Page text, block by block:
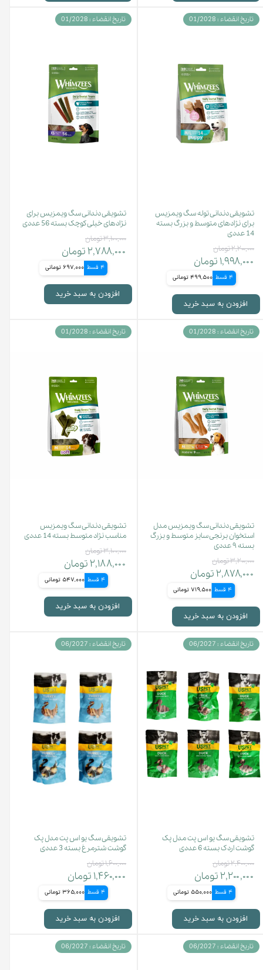
تشویقی دندانی توله سگ ویمزیس
برای نژاد‌های متوسط و بزرگ بسته
14 عددی
۲,۲۰۰,۰۰۰ تومان
۱,۹۹۸,۰۰۰ تومان
4 قسط 499,500 تومانی
افزودن به سبد خرید
تاریخ انقضاء : 01/2028
تشویقی دندانی سگ ویمزیس برای
نژاد‌های خیلی کوچک بسته 56 عددی
۳,۱۰۰,۰۰۰ تومان
۲,۷۸۸,۰۰۰ تومان
4 قسط 697,000 تومانی
افزودن به سبد خرید
تاریخ انقضاء : 01/2028
تشویقی دندانی سگ ویمزیس مدل
استخوان برنجی سایز متوسط و بزرگ
بسته ۹ عددی
۳,۲۰۰,۰۰۰ تومان
۲,۸۷۸,۰۰۰ تومان
4 قسط 719,500 تومانی
افزودن به سبد خرید
تاریخ انقضاء : 01/2028
تشویقی دندانی سگ ویمزیس
مناسب نژاد متوسط بسته 14 عددی
۳,۱۰۰,۰۰۰ تومان
۲,۱۸۸,۰۰۰ تومان
4 قسط 547,000 تومانی
افزودن به سبد خرید
تاریخ انقضاء : 01/2028
تشویقی سگ یو اس پت مدل پک
گوشت اردک بسته 6 عددی
۲,۴۰۰,۰۰۰ تومان
۲,۲۰۰,۰۰۰ تومان
4 قسط 550,000 تومانی
افزودن به سبد خرید
تاریخ انقضاء : 06/2027
تشویقی سگ یو اس پت مدل پک
گوشت شترمرغ بسته 3 عددی
۱,۶۰۰,۰۰۰ تومان
۱,۴۶۰,۰۰۰ تومان
4 قسط 365,000 تومانی
افزودن به سبد خرید
تاریخ انقضاء : 06/2027
تاریخ انقضاء : 06/2027 تاریخ انقضاء : 06/2027